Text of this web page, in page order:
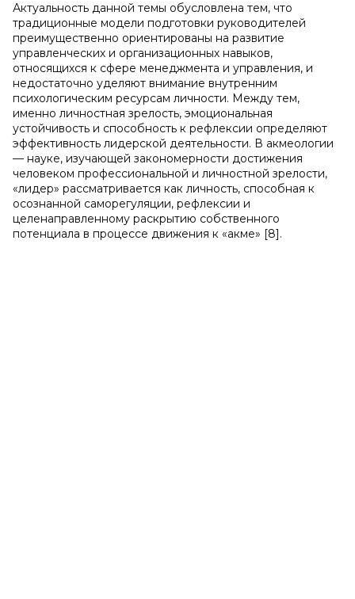
Актуальность данной темы обусловлена тем, что
традиционные модели подготовки руководителей
преимущественно ориентированы на развитие
управленческих и организационных навыков,
относящихся к сфере менеджмента и управления, и
недостаточно уделяют внимание внутренним
психологическим ресурсам личности. Между тем,
именно личностная зрелость, эмоциональная
устойчивость и способность к рефлексии определяют
эффективность лидерской деятельности. В акмеологии
— науке, изучающей закономерности достижения
человеком профессиональной и личностной зрелости,
«лидер» рассматривается как личность, способная к
осознанной саморегуляции, рефлексии и
целенаправленному раскрытию собственного
потенциала в процессе движения к «акме» [8].